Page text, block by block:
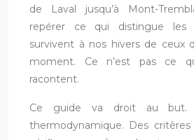
de Laval jusqu’à Mont-
repérer ce qui distingue les
survivent à nos hivers de ceux
moment. Ce n’est pas ce
racontent.
Ce guide va droit au but.
thermodynamique. Des